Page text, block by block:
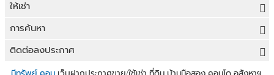
ขายที่ดิน
ขายบ้าน
ขายคอนโด
ให้เช่า
ให้เช่าที่ดิน
ให้เช่าบ้าน
ให้เช่าคอนโด
การค้นหา
ขายที่ดิน
ประกาศขายที่ดิน
ติดต่อลงประกาศ
ลงประกาศขายฟรี